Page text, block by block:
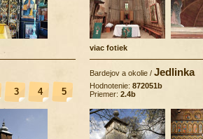
viac fotiek
3 4 5
Bardejov a okolie / Jedlinka
Hodnotenie: 872051b
Priemer: 2.4b